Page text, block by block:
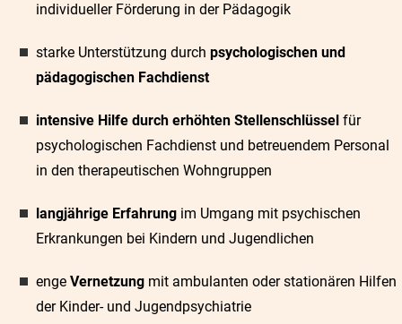
individueller Förderung in der Pädagogik
starke Unterstützung durch psychologischen und
pädagogischen Fachdienst
intensive Hilfe durch erhöhten Stellenschlüssel für
psychologischen Fachdienst und betreuendem Personal
in den therapeutischen Wohngruppen
langjährige Erfahrung im Umgang mit psychischen
Erkrankungen bei Kindern und Jugendlichen
enge Vernetzung mit ambulanten oder stationären Hilfen
der Kinder- und Jugendpsychiatrie